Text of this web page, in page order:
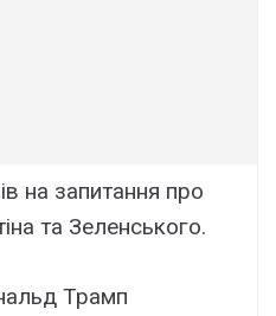
на запитання про
та Зеленського.
Трамп